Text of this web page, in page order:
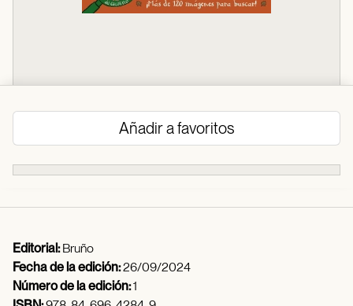
Añadir a favoritos
Editorial:Bruño
Fecha de la edición:26/09/2024
Número de la edición:1